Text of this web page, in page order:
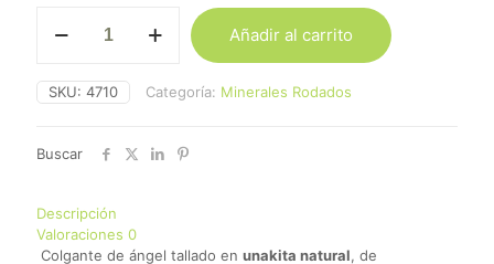
Ángel
Unakita
cantidad
Añadir al carrito
SKU: 4710 Categoría: Minerales Rodados
Buscar
Descripción
Valoraciones 0
Colgante de ángel tallado en unakita natural, de